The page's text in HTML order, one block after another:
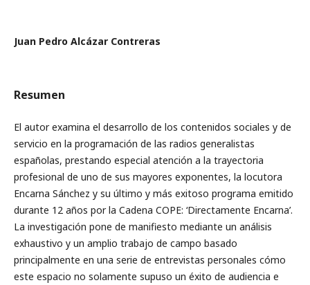
Juan Pedro Alcázar Contreras
Resumen
El autor examina el desarrollo de los contenidos sociales y de
servicio en la programación de las radios generalistas
españolas, prestando especial atención a la trayectoria
profesional de uno de sus mayores exponentes, la locutora
Encarna Sánchez y su último y más exitoso programa emitido
durante 12 años por la Cadena COPE: ‘Directamente Encarna’.
La investigación pone de manifiesto mediante un análisis
exhaustivo y un amplio trabajo de campo basado
principalmente en una serie de entrevistas personales cómo
este espacio no solamente supuso un éxito de audiencia e